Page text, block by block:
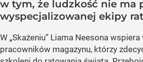
w tym, że ludzkość nie ma
wyspecjalizowanej ekipy
W „Skażeniu” Liama Neesona
pracowników magazynu, którzy